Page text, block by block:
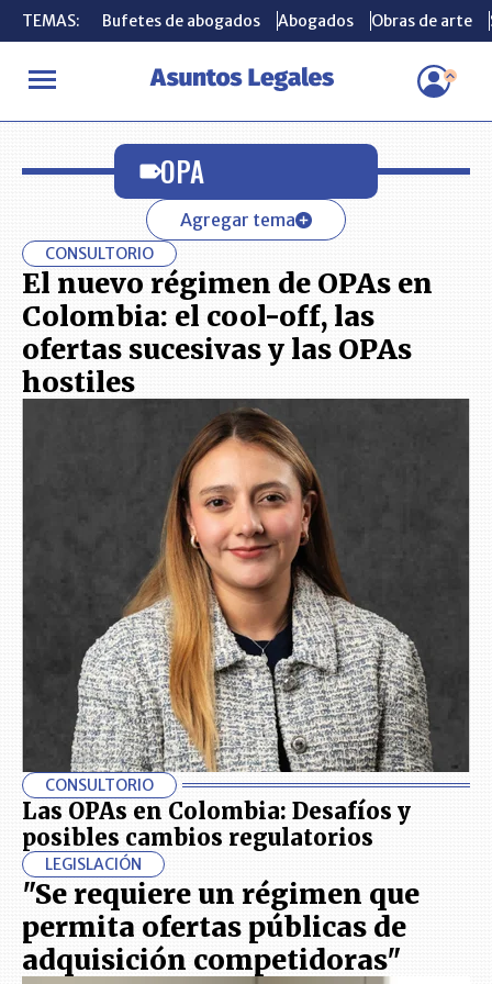
TEMAS: Bufetes de abogados Abogados Obras de arte
INICIO OPA
TEMAS: Bufetes de abogados Abogados Obras de arte
OPA
Agregar tema
CONSULTORIO
El nuevo régimen de OPAs en
Colombia: el cool-off, las
ofertas sucesivas y las OPAs
hostiles
CONSULTORIO
Las OPAs en Colombia: Desafíos y
posibles cambios regulatorios
LEGISLACIÓN
"Se requiere un régimen que
permita ofertas públicas de
adquisición competidoras"